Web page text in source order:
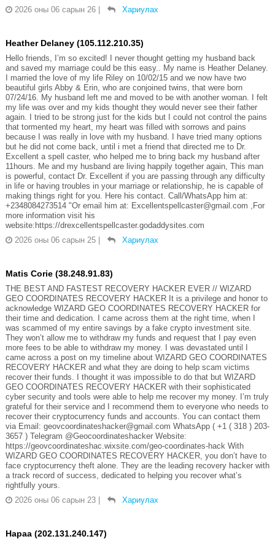
2026 оны 06 сарын 26
Хариулах
Heather Delaney (105.112.210.35)
Hello friends, I’m so excited! I never thought getting my husband back
and saved my marriage could be this easy.. My name is Heather Delaney.
I married the love of my life Riley on 10/02/15 and we now have two
beautiful girls Abby & Erin, who are conjoined twins, that were born
07/24/16. My husband left me and moved to be with another woman. I felt
my life was over and my kids thought they would never see their father
again. I tried to be strong just for the kids but I could not control the pains
that tormented my heart, my heart was filled with sorrows and pains
because I was really in love with my husband. I have tried many options
but he did not come back, until i met a friend that directed me to Dr.
Excellent a spell caster, who helped me to bring back my husband after
11hours. Me and my husband are living happily together again, This man
is powerful, contact Dr. Excellent if you are passing through any difficulty
in life or having troubles in your marriage or relationship, he is capable of
making things right for you. Here his contact. Call/WhatsApp him at:
+2348084273514 "Or email him at: Excellentspellcaster@gmail.com ,For
more information visit his
website:https://drexcellentspellcaster.godaddysites.com
2026 оны 06 сарын 25
Хариулах
Matis Corie (38.248.91.83)
THE BEST AND FASTEST RECOVERY HACKER EVER // WIZARD
GEO COORDINATES RECOVERY HACKER It is a privilege and honor to
acknowledge WIZARD GEO COORDINATES RECOVERY HACKER for
their time and dedication. I came across them at the right time, when I
was scammed of my entire savings by a fake crypto investment site.
They won’t allow me to withdraw my funds and request that I pay even
more fees to be able to withdraw my money. I was devastated until I
came across a post on my timeline about WIZARD GEO COORDINATES
RECOVERY HACKER and what they are doing to help scam victims
recover their funds. I thought it was impossible to do that but WIZARD
GEO COORDINATES RECOVERY HACKER with their sophisticated
cyber security and tools were able to help me recover my money. I’m truly
grateful for their service and I recommend them to everyone who needs to
recover their cryptocurrency funds and accounts. You can contact them
via Email: geovcoordinateshacker@gmail.com WhatsApp ( +1 ( 318 ) 203-
3657 ) Telegram @Geocoordinateshacker Website:
https://geovcoordinateshac.wixsite.com/geo-coordinates-hack With
WIZARD GEO COORDINATES RECOVERY HACKER, you don’t have to
face cryptocurrency theft alone. They are the leading recovery hacker with
a track record of success, dedicated to helping you recover what’s
rightfully yours.
2026 оны 06 сарын 23
Хариулах
Нараа (202.131.240.147)